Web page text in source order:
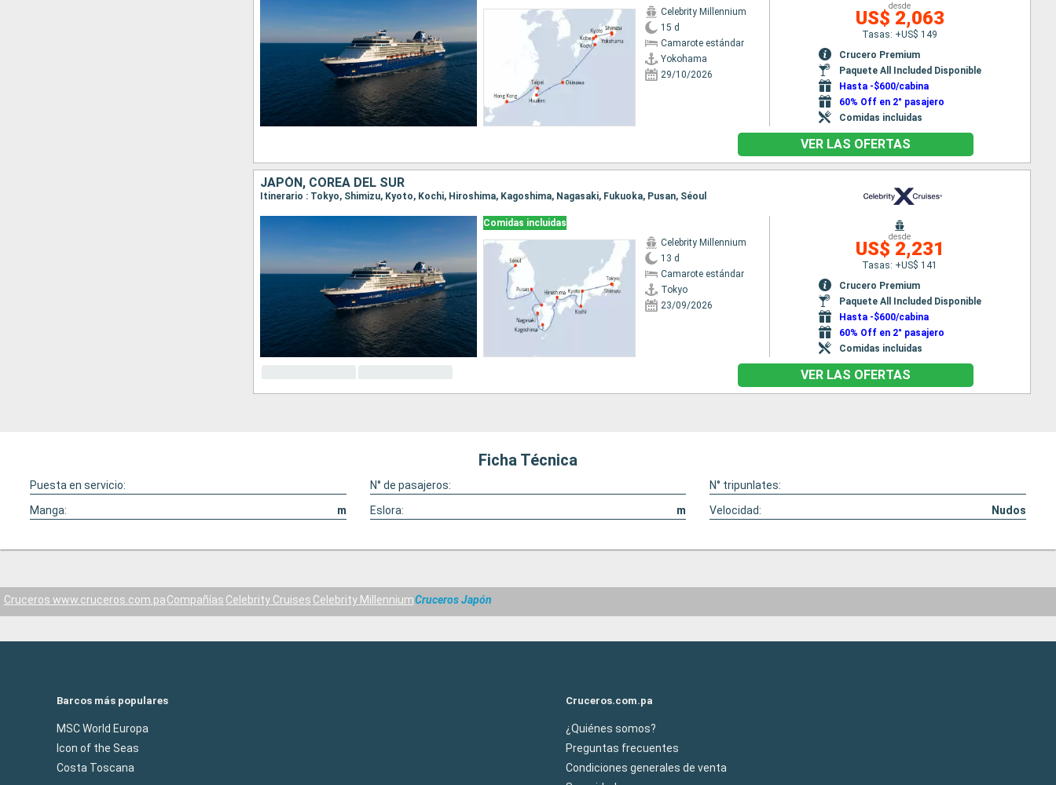
Celebrity Millennium
15 d
Camarote estándar
Yokohama
29/10/2026
desde
US$ 2,063
Tasas: +US$ 149
Crucero Premium
Paquete All Included Disponible
Hasta -$600/cabina
60% Off en 2° pasajero
Comidas incluidas
VER LAS OFERTAS
JAPÓN, COREA DEL SUR
Itinerario : Tokyo, Shimizu, Kyoto, Kochi, Hiroshima, Kagoshima, Nagasaki, Fukuoka, Pusan, Séoul
Comidas incluidas
Celebrity Millennium
13 d
Camarote estándar
Tokyo
23/09/2026
desde
US$ 2,231
Tasas: +US$ 141
Crucero Premium
Paquete All Included Disponible
Hasta -$600/cabina
60% Off en 2° pasajero
Comidas incluidas
VER LAS OFERTAS
Ficha Técnica
Puesta en servicio: N° de pasajeros:
N° tripunlates:
Manga:
m Eslora: m Velocidad: Nudos
Cruceros www.cruceros.com.paCompañías Celebrity Cruises Celebrity MillenniumCruceros Japón
Barcos más populares
MSC World Europa
Icon of the Seas
Costa Toscana
Cruceros.com.pa
¿Quiénes somos?
Preguntas frecuentes
Condiciones generales de venta